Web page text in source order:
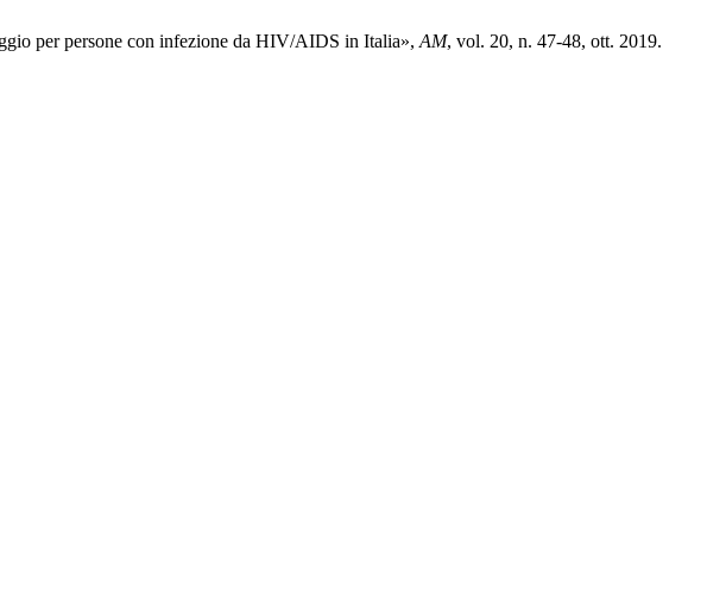
per persone con infezione da HIV/AIDS in Italia», AM, vol. 20, n. 47-48, ott. 2019.